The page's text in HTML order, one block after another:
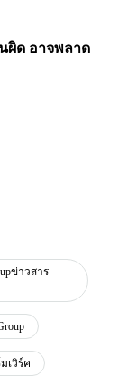
ผิด อาจพลาด
ข่าวสาร
เวิร์ค